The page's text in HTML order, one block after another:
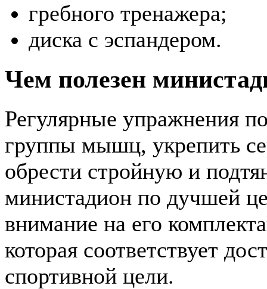
гребного тренажера;
диска с эспандером.
Чем полезен
Регулярные упражнения
группы мышц, укрепить
обрести стройную и
министадион по дучшей
внимание на его
которая соответствует
спортивной цели.